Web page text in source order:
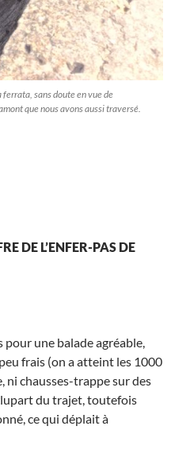
sans doute en vue de
que nous avons aussi traversé.
DE L’ENFER-PAS DE
une balade agréable,
frais (on a atteint les 1000
ni chausses-trappe sur des
du trajet, toutefois
ce qui déplait à